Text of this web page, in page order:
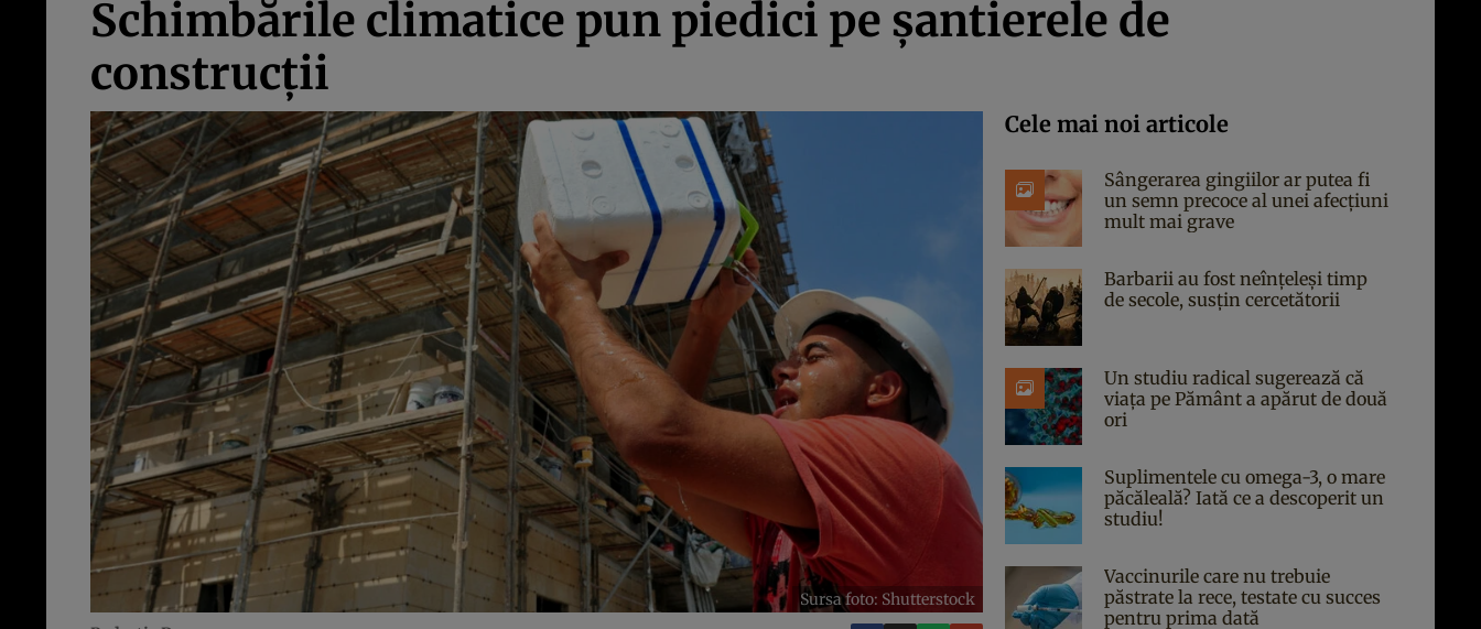
Schimbările climatice pun piedici pe şantierele de
construcţii
Sursa foto: Shutterstock
Cele mai noi articole
Sângerarea gingiilor ar putea fi
un semn precoce al unei afecțiuni
mult mai grave
Barbarii au fost neînțeleși timp
de secole, susțin cercetătorii
Un studiu radical sugerează că
viața pe Pământ a apărut de două
ori
Suplimentele cu omega-3, o mare
păcăleală? Iată ce a descoperit un
studiu!
Vaccinurile care nu trebuie
păstrate la rece, testate cu succes
pentru prima dată